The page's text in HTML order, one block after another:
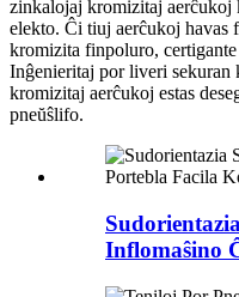
zinkalojaj kromizitaj aerĉukoj
elekto. Ĉi tiuj aerĉukoj havas
kromizita finpoluro,
Inĝenieritaj por liveri
kromizitaj aerĉukoj estas
pneŭŝlifo.
Inflomaŝino